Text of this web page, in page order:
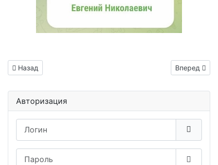
Информация о материале
Предыдущий: УКРМ 21 кВАР
Назад Вперед
Авторизация